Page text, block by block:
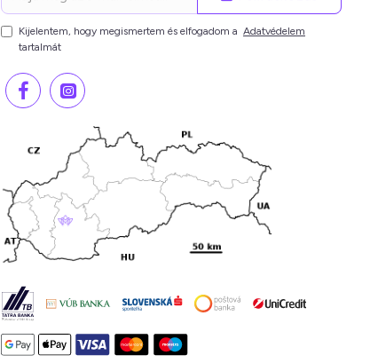
Kijelentem, hogy megismertem és elfogadom a Adatvédelem
tartalmát